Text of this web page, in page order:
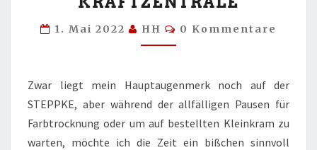
1. Mai 2022 HH Kommentare
0 Kommentare
Zwar liegt mein Hauptaugenmerk noch auf der
STEPPKE, aber während der allfälligen Pausen für
Farbtrocknung oder um auf bestellten Kleinkram zu
warten, möchte ich die Zeit ein bißchen sinnvoll